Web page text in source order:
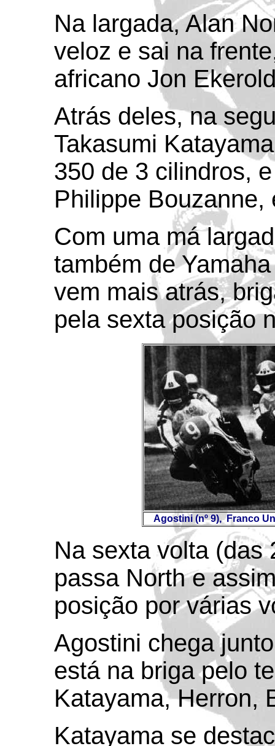
Na largada, Alan
veloz e sai na
africano Jon
Atrás deles, na
Takasumi
350 de 3 cilindros,
Philippe Bouzanne,
Com uma má
também de
vem mais atrás,
pela sexta posição
Agostini (nº 9), Franco
Na sexta volta (das
passa North e
posição por várias
Agostini chega
está na briga pelo
Katayama, Herron,
Katayama se